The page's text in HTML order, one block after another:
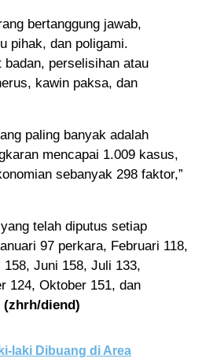
bertanggung jawab,
pihak, dan poligami.
badan, perselisihan atau
kawin paksa, dan
paling banyak adalah
mencapai 1.009 kasus,
sebanyak 298 faktor,”
telah diputus setiap
97 perkara, Februari 118,
Juni 158, Juli 133,
124, Oktober 151, dan
(zhrh/diend)
laki Dibuang di Area